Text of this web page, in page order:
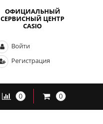
ОФИЦИАЛЬНЫЙ
СЕРВИСНЫЙ ЦЕНТР
CASIO
Войти
Регистрация
0 0